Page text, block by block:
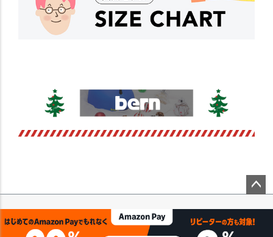
ップ